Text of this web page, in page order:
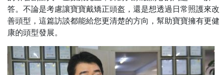
答。不論是考慮讓寶寶戴矯正頭盔，還是想透過日常照護來改
善頭型，這篇訪談都能給您更清楚的方向，幫助寶寶擁有更健
康的頭型發展。